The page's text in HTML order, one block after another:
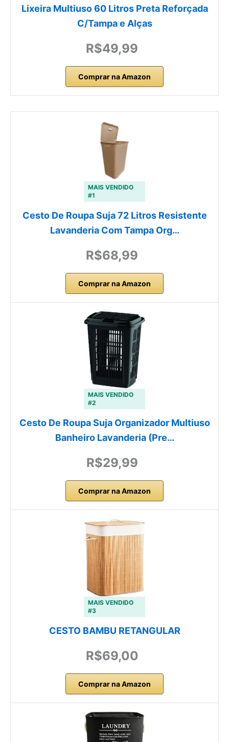
Lixeira Multiuso 60 Litros Preta Reforçada
C/Tampa e Alças
R$49,99
Comprar na Amazon
MAIS VENDIDO
#1
Cesto De Roupa Suja 72 Litros Resistente
Lavanderia Com Tampa Org…
R$68,99
Comprar na Amazon
MAIS VENDIDO
#2
Cesto De Roupa Suja Organizador Multiuso
Banheiro Lavanderia (Pre…
R$29,99
Comprar na Amazon
MAIS VENDIDO
#3
CESTO BAMBU RETANGULAR
R$69,00
Comprar na Amazon